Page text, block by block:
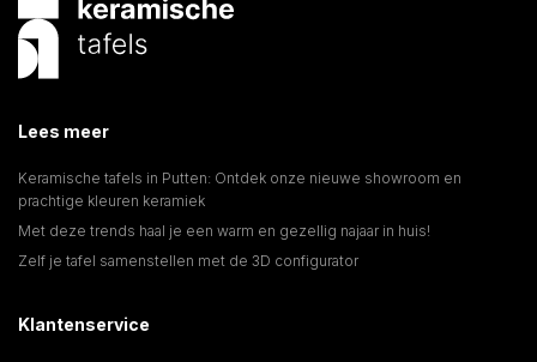
Lees meer
Keramische tafels in Putten: Ontdek onze nieuwe showroom en
prachtige kleuren keramiek
Met deze trends haal je een warm en gezellig najaar in huis!
Zelf je tafel samenstellen met de 3D configurator
Klantenservice